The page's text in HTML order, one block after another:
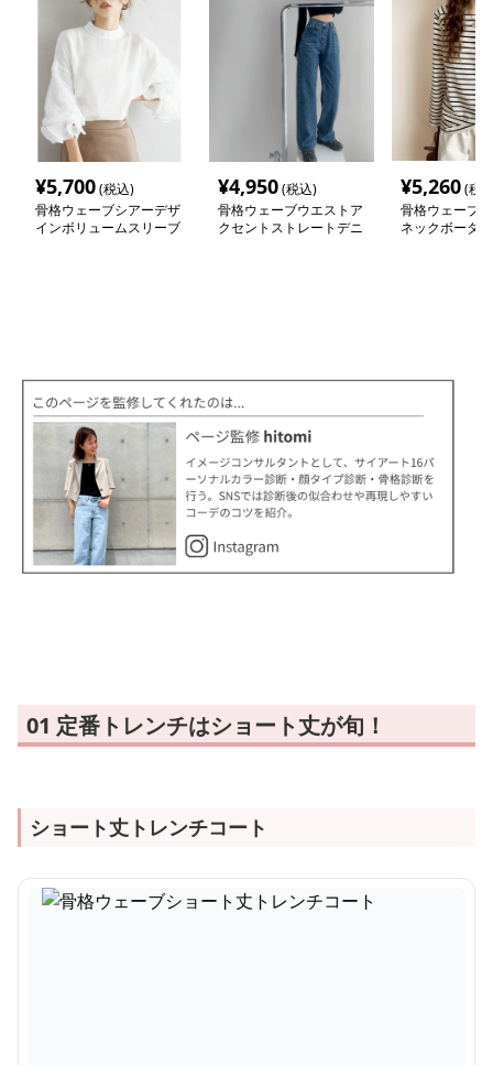
¥5,700(税込)
骨格ウェーブシアーデザ
インボリュームスリーブ
¥4,950(税込)
骨格ウェーブウエストア
クセントストレートデニ
¥5,260(税
骨格ウェーブ
ネックボーダ
01 定番トレンチはショート丈が旬！
ショート丈トレンチコート